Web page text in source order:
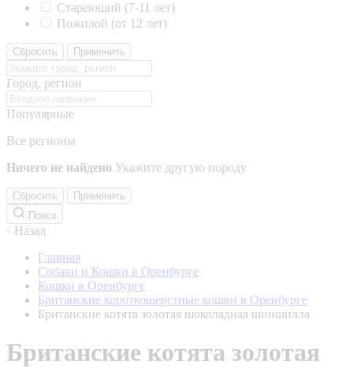
Стареющий (7-11 лет)
Пожилой (от 12 лет)
Сбросить Применить
Город, регион
Популярные
Все регионы
Ничего не найдено Укажите другую породу
Сбросить
Применить
Поиск
Назад
Главная
Собаки и Кошки в Оренбурге
Кошки в Оренбурге
Британские короткошерстные кошки в Оренбурге
Британские котята золотая шоколадная шиншилла
Британские котята золотая